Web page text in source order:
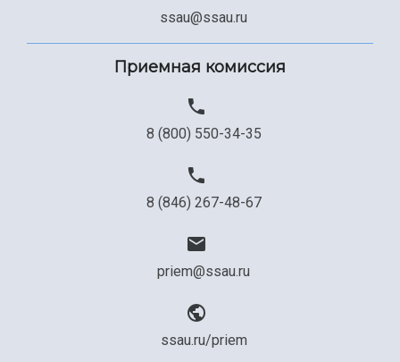
ssau@ssau.ru
Приемная комиссия
8 (800) 550-34-35
8 (846) 267-48-67
priem@ssau.ru
ssau.ru/priem